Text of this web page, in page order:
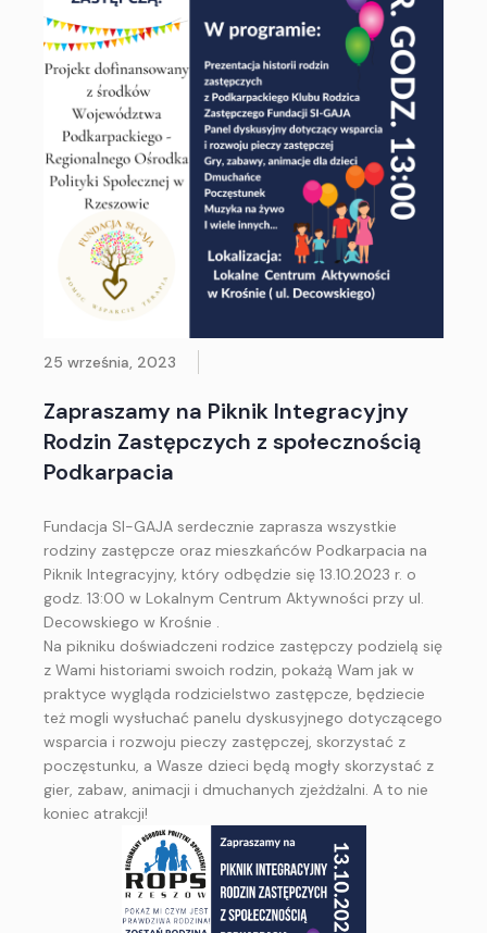
25 września, 2023
Zapraszamy na Piknik Integracyjny
Rodzin Zastępczych z społecznością
Podkarpacia
Fundacja SI-GAJA serdecznie zaprasza wszystkie
rodziny zastępcze oraz mieszkańców Podkarpacia na
Piknik Integracyjny, który odbędzie się 13.10.2023 r. o
godz. 13:00 w Lokalnym Centrum Aktywności przy ul.
Decowskiego w Krośnie .
Na pikniku doświadczeni rodzice zastępczy podzielą się
z Wami historiami swoich rodzin, pokażą Wam jak w
praktyce wygląda rodzicielstwo zastępcze, będziecie
też mogli wysłuchać panelu dyskusyjnego dotyczącego
wsparcia i rozwoju pieczy zastępczej, skorzystać z
poczęstunku, a Wasze dzieci będą mogły skorzystać z
gier, zabaw, animacji i dmuchanych zjeżdżalni. A to nie
koniec atrakcji!